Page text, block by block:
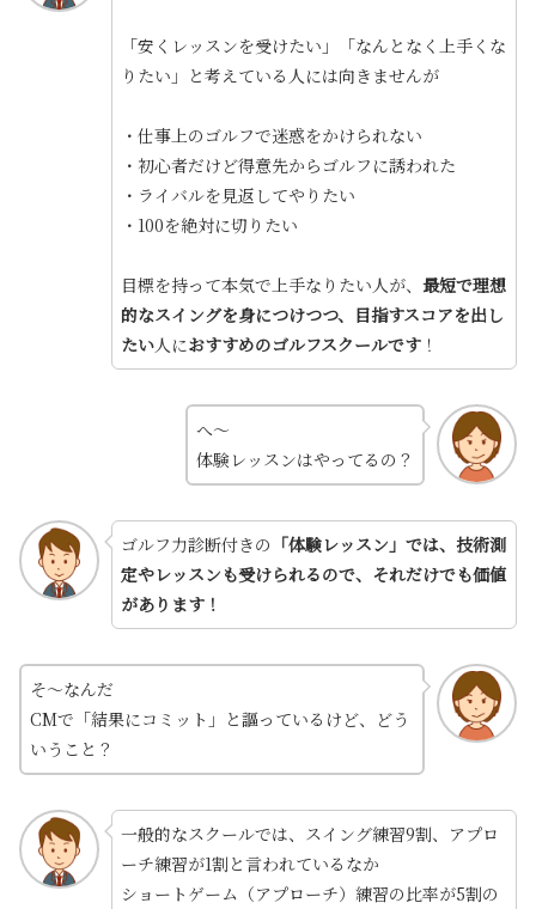
「安くレッスンを受けたい」「なんとなく上手くな
りたい」と考えている人には向きませんが
・仕事上のゴルフで迷惑をかけられない
・初心者だけど得意先からゴルフに誘われた
・ライバルを見返してやりたい
・100を絶対に切りたい
目標を持って本気で上手なりたい人が、 最短で理想
的なスイングを身につけつつ、目指すスコアを出し
たい人におすすめのゴルフスクールです！
へ～
体験レッスンはやってるの？
ゴルフ力診断付きの 「体験レッスン」では、技術測
定やレッスンも受けられるので、それだけでも価値
があります！
そ～なんだ
CMで「結果にコミット」と謳っているけど、どう
いうこと？
一般的なスクールでは、スイング練習9割、アプロ
ーチ練習が1割と言われているなか
ショートゲーム（アプローチ）練習の比率が5割の